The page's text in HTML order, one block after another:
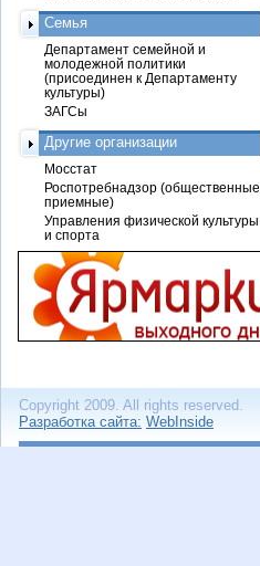
Семья
Департамент семейной и
молодежной политики
(присоединен к Департаменту
культуры)
ЗАГСы
Другие организации
Мосстат
Роспотребнадзор (общественные
приемные)
Управления физической культуры
и спорта
Copyright 2009. All rights reserved.
Разработка сайта: WebInside